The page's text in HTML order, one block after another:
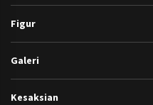
Figur
Galeri
Kesaksian